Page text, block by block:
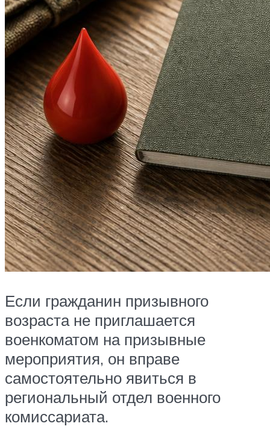
Если гражданин призывного
возраста не приглашается
военкоматом на призывные
мероприятия, он вправе
самостоятельно явиться в
региональный отдел военного
комиссариата.